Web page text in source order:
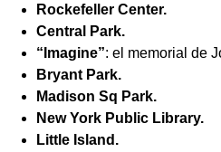
Rockefeller Center.
Central Park.
“Imagine”: el memorial de
Bryant Park.
Madison Sq Park.
New York Public Library.
Little Island.